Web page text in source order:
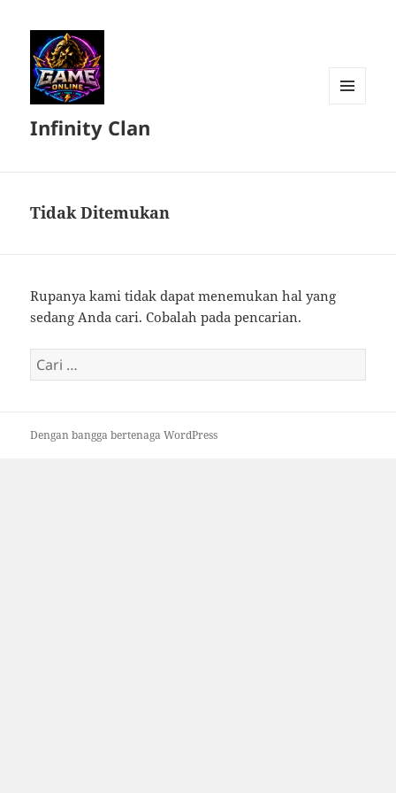
Infinity Clan
Tidak Ditemukan
Rupanya kami tidak dapat menemukan hal yang
sedang Anda cari. Cobalah pada pencarian.
Cari
untuk:
Dengan bangga bertenaga WordPress